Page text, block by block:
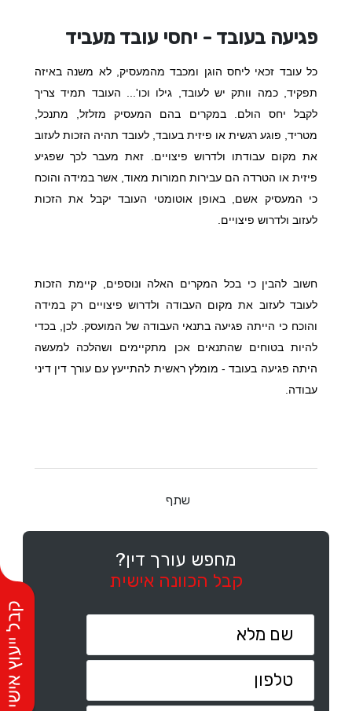
פגיעה בעובד - יחסי עובד מעביד
כל עובד זכאי ליחס הוגן ומכבד מהמעסיק, לא משנה באיזה
תפקיד, כמה וותק יש לעובד, גילו וכו'... העובד תמיד צריך
לקבל יחס הולם. במקרים בהם המעסיק מזלזל, מתנכל,
מטריד, פוגע רגשית או פיזית בעובד, לעובד תהיה הזכות לעזוב
את מקום עבודתו ולדרוש פיצויים. זאת מעבר לכך שפגיע
פיזית או הטרדה הם עבירות חמורות מאוד, אשר במידה והוכח
כי המעסיק אשם, באופן אוטומטי העובד יקבל את הזכות
לעזוב ולדרוש פיצויים.
חשוב להבין כי בכל המקרים האלה ונוספים, קיימת הזכות
לעובד לעזוב את מקום העבודה ולדרוש פיצויים רק במידה
והוכח כי הייתה פגיעה בתנאי העבודה של המועסק. לכן, בכדי
להיות בטוחים שהתנאים אכן מתקיימים ושהלכה למעשה
היתה פגיעה בעובד - מומלץ ראשית להתייעץ עם עורך דין דיני
עבודה.
שתף
מחפש עורך דין?
קבל הכוונה אישית